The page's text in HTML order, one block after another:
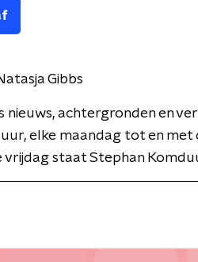
Gibbs
nieuws, achtergronden en
uur, elke maandag tot en
vrijdag staat Stephan